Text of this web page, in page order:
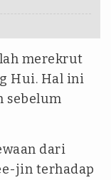
merekrut
Hui. Hal ini
sebelum
dari
jin terhadap